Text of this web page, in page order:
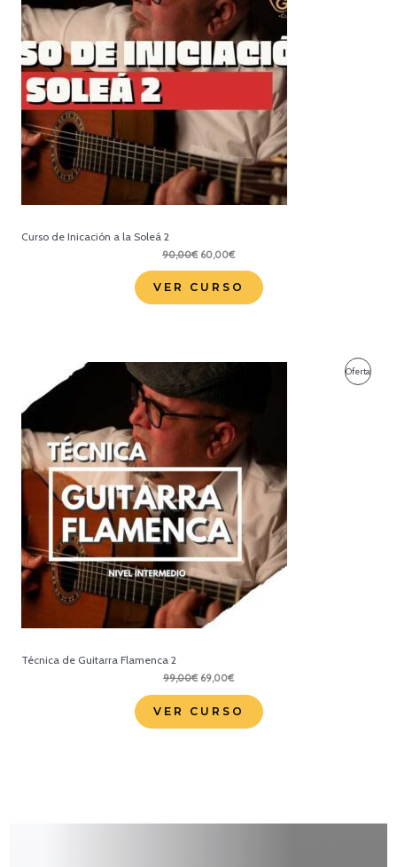
Curso de Inicación a la Soleá 2
90,00€ El
era:
90,00€.
60,00€El
actual
es:
60,00€.
VER CURSO
Oferta
Técnica de Guitarra Flamenca 2
99,00€ El
era:
99,00€.
69,00€El
actual
es:
69,00€.
VER CURSO